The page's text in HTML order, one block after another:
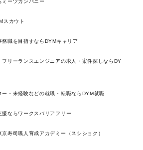
ーツカンパニー
スカウト
職を目指すならDYMキャリア
フリーランスエンジニアの求人・案件探しならDY
ー・未経験などの就職・転職ならDYM就職
ならワークスバリアフリー
寿司職人育成アカデミー（スシショク）